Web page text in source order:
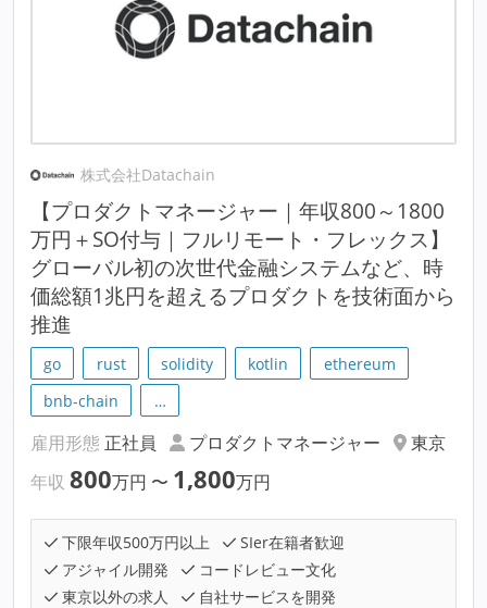
株式会社Datachain
【プロダクトマネージャー｜年収800～1800
万円＋SO付与｜フルリモート・フレックス】
グローバル初の次世代金融システムなど、時
価総額1兆円を超えるプロダクトを技術面から
推進
go rust solidity kotlin
ethereum
bnb-chain
…
雇用形態 正社員 プロダクトマネージャー
東京
年収 800万円 〜 1,800万円
下限年収500万円以上
SIer在籍者歓迎
アジャイル開発
コードレビュー文化
東京以外の求人
自社サービスを開発